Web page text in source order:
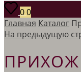
00
Главная Каталог
На предыдущую